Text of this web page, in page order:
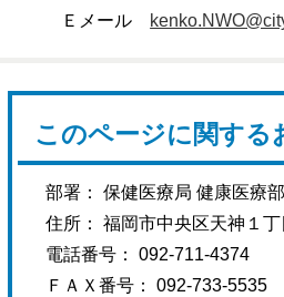
Ｅメール
このページに関する
部署： 保健医療局 健康医療
住所： 福岡市中央区天神１
電話番号： 092-711-4374
ＦＡＸ番号： 092-733-5535